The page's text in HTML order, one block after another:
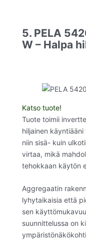
5. PELA
W – Halpa
Katso tuote!
Tuote toimii
hiljainen
niin sisä- kuin
virtaa, mikä
tehokkaan käytön
Aggregaatin
lyhytaikaisia että
sen
suunnittelussa on